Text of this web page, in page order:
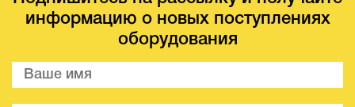
информацию о новых поступлениях
оборудования